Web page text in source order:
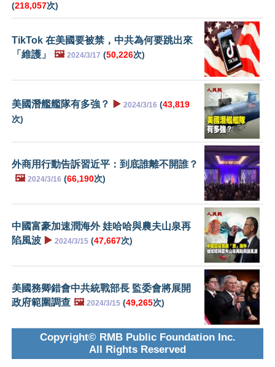
(218,057次)
TikTok 在美國要被禁，中共為何要跳出來
「維護」
🖼️ 2024/3/17 (50,226次)
美國潛艦艦隊有多強？ ▶️ 2024/3/16 (43,819
次)
外商用行動告訴習近平：到底誰離不開誰？
🖼️ 2024/3/16 (66,190次)
中國富豪加速潤海外 娃哈哈與農夫山泉再
陷風波 ▶️ 2024/3/15 (47,667次)
美國務卿錯會中共統戰部長 監委會將展開
政府範圍調查 🖼️ 2024/3/15 (49,265次)
Copyright© RMB Public Foundation Inc.
All Rights Reserved